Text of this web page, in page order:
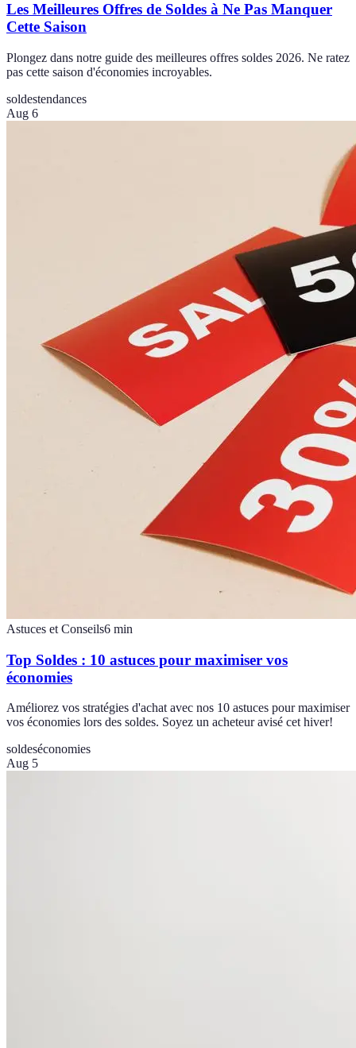
Les Meilleures Offres de Soldes à Ne Pas Manquer
Cette Saison
Plongez dans notre guide des meilleures offres soldes 2026. Ne ratez
pas cette saison d'économies incroyables.
soldestendances
Aug 6
Astuces et Conseils6 min
Top Soldes : 10 astuces pour maximiser vos
économies
Améliorez vos stratégies d'achat avec nos 10 astuces pour maximiser
vos économies lors des soldes. Soyez un acheteur avisé cet hiver!
soldeséconomies
Aug 5